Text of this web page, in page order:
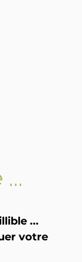
...
votre